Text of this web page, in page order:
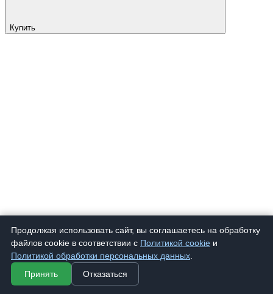
Купить
Продолжая использовать сайт, вы соглашаетесь на обработку
файлов cookie в соответствии с Политикой cookie и
Политикой обработки персональных данных
Принять
Отказаться